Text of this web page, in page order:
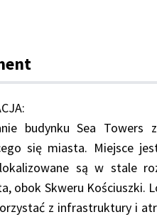
budynku Sea Towers
się miasta. Miejsce
są w stale
obok Skweru Kościuszki.
z infrastruktury i